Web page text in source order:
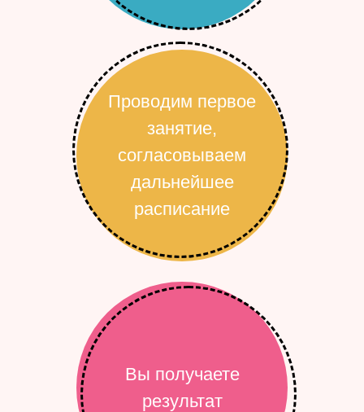
Проводим первое
занятие,
согласовываем
дальнейшее
расписание
Вы получаете
результат